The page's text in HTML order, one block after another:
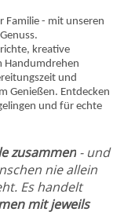
Familie - mit unseren
kreative
Handumdrehen
und
Genießen. Entdecken
und für echte
zusammen - und
nie allein
Es handelt
mit jeweils